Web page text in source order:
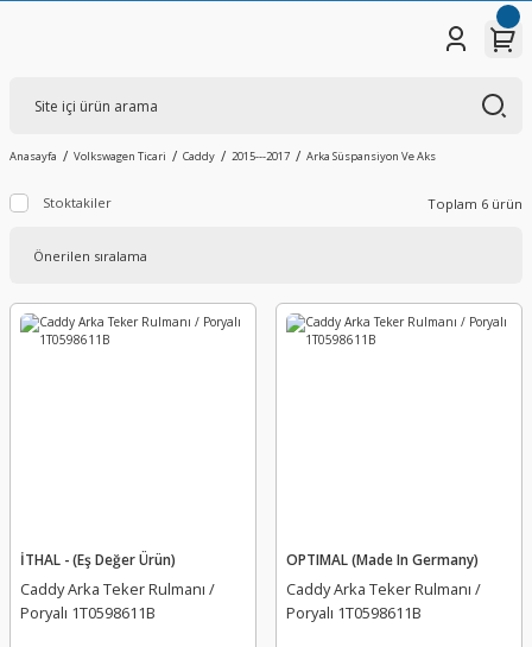
Anasayfa Volkswagen Ticari Caddy 2015---2017 Arka Süspansiyon Ve Aks
Stoktakiler Toplam 6 ürün
İTHAL - (Eş Değer Ürün)
Caddy Arka Teker Rulmanı /
Poryalı 1T0598611B
OPTIMAL (Made In Germany)
Caddy Arka Teker Rulmanı /
Poryalı 1T0598611B